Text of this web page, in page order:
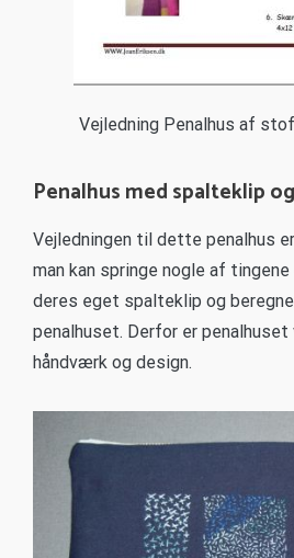
Vejledning Penalhus af
Penalhus med spalteklip
Vejledningen til dette penalhus
man kan springe nogle af tingene
deres eget spalteklip og
penalhuset. Derfor er
håndværk og design.